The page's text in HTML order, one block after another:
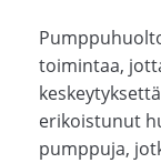
toimintaa,
erikoistunut
pumppuja,